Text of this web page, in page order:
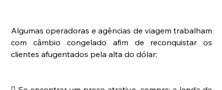
Algumas operadoras e agências de viagem trabalham
com câmbio congelado afim de reconquistar os
clientes afugentados pela alta do dólar;